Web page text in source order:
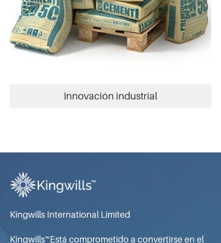
Innovación industrial
Kingwills International Limited
Kingwills™Está comprometido a convertirse en el